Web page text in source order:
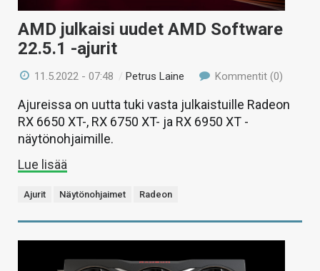
AMD julkaisi uudet AMD Software
22.5.1 -ajurit
11.5.2022 - 07:48 / Petrus Laine Kommentit (0)
Ajureissa on uutta tuki vasta julkaistuille Radeon
RX 6650 XT-, RX 6750 XT- ja RX 6950 XT -
näytönohjaimille.
Lue lisää
Ajurit Näytönohjaimet Radeon